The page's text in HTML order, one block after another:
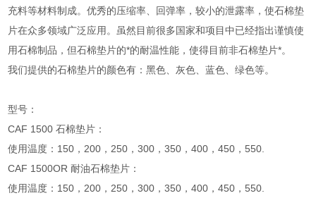
充料等材料制成。优秀的压缩率、回弹率，较小的泄露率，使石棉垫
片在众多领域广泛应用。虽然目前很多国家和项目中已经指出谨慎使
用石棉制品，但石棉垫片的*的耐温性能，使得目前非石棉垫片*。
我们提供的石棉垫片的颜色有：黑色、灰色、蓝色、绿色等。
型号：
CAF 1500 石棉垫片：
使用温度：150，200，250，300，350，400，450，550.
CAF 1500OR 耐油石棉垫片：
使用温度：150，200，250，300，350，400，450，550.